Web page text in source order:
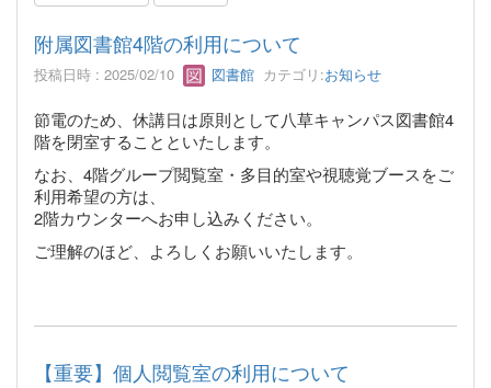
附属図書館4階の利用について
投稿日時 : 2025/02/10 図書館 カテゴリ:お知らせ
節電のため、休講日は原則として八草キャンパス図書館4
階を閉室することといたします。
なお、4階グループ閲覧室・多目的室や視聴覚ブースをご
利用希望の方は、
2階カウンターへお申し込みください。
ご理解のほど、よろしくお願いいたします。
【重要】個人閲覧室の利用について